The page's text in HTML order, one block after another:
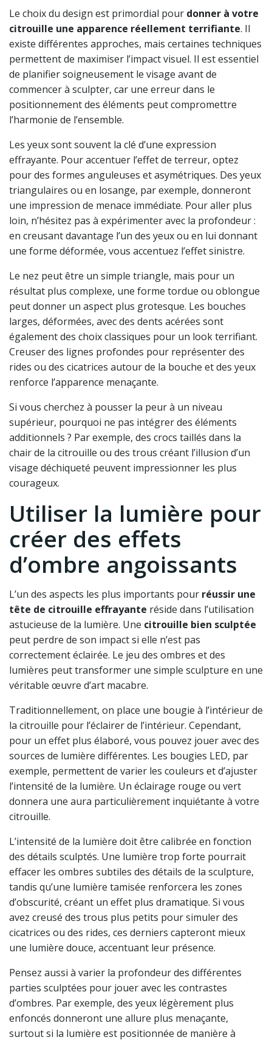
Le choix du design est primordial pour donner à votre
citrouille une apparence réellement terrifiante. Il
existe différentes approches, mais certaines techniques
permettent de maximiser l’impact visuel. Il est essentiel
de planifier soigneusement le visage avant de
commencer à sculpter, car une erreur dans le
positionnement des éléments peut compromettre
l’harmonie de l’ensemble.
Les yeux sont souvent la clé d’une expression
effrayante. Pour accentuer l’effet de terreur, optez
pour des formes anguleuses et asymétriques. Des yeux
triangulaires ou en losange, par exemple, donneront
une impression de menace immédiate. Pour aller plus
loin, n’hésitez pas à expérimenter avec la profondeur :
en creusant davantage l’un des yeux ou en lui donnant
une forme déformée, vous accentuez l’effet sinistre.
Le nez peut être un simple triangle, mais pour un
résultat plus complexe, une forme tordue ou oblongue
peut donner un aspect plus grotesque. Les bouches
larges, déformées, avec des dents acérées sont
également des choix classiques pour un look terrifiant.
Creuser des lignes profondes pour représenter des
rides ou des cicatrices autour de la bouche et des yeux
renforce l’apparence menaçante.
Si vous cherchez à pousser la peur à un niveau
supérieur, pourquoi ne pas intégrer des éléments
additionnels ? Par exemple, des crocs taillés dans la
chair de la citrouille ou des trous créant l’illusion d’un
visage déchiqueté peuvent impressionner les plus
courageux.
Utiliser la lumière pour
créer des effets
d’ombre angoissants
L’un des aspects les plus importants pour réussir une
tête de citrouille effrayante réside dans l’utilisation
astucieuse de la lumière. Une citrouille bien sculptée
peut perdre de son impact si elle n’est pas
correctement éclairée. Le jeu des ombres et des
lumières peut transformer une simple sculpture en une
véritable œuvre d’art macabre.
Traditionnellement, on place une bougie à l’intérieur de
la citrouille pour l’éclairer de l’intérieur. Cependant,
pour un effet plus élaboré, vous pouvez jouer avec des
sources de lumière différentes. Les bougies LED, par
exemple, permettent de varier les couleurs et d’ajuster
l’intensité de la lumière. Un éclairage rouge ou vert
donnera une aura particulièrement inquiétante à votre
citrouille.
L’intensité de la lumière doit être calibrée en fonction
des détails sculptés. Une lumière trop forte pourrait
effacer les ombres subtiles des détails de la sculpture,
tandis qu’une lumière tamisée renforcera les zones
d’obscurité, créant un effet plus dramatique. Si vous
avez creusé des trous plus petits pour simuler des
cicatrices ou des rides, ces derniers capteront mieux
une lumière douce, accentuant leur présence.
Pensez aussi à varier la profondeur des différentes
parties sculptées pour jouer avec les contrastes
d’ombres. Par exemple, des yeux légèrement plus
enfoncés donneront une allure plus menaçante,
surtout si la lumière est positionnée de manière à